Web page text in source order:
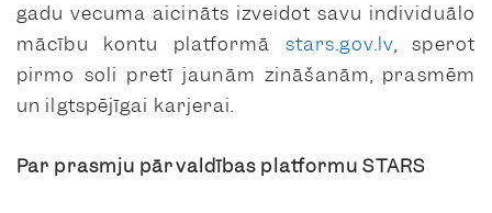
gadu vecuma aicināts izveidot savu individuālo
mācību kontu platformā stars.gov.lv, sperot
pirmo soli pretī jaunām zināšanām, prasmēm
un ilgtspējīgai karjerai.
Par prasmju pārvaldības platformu STARS